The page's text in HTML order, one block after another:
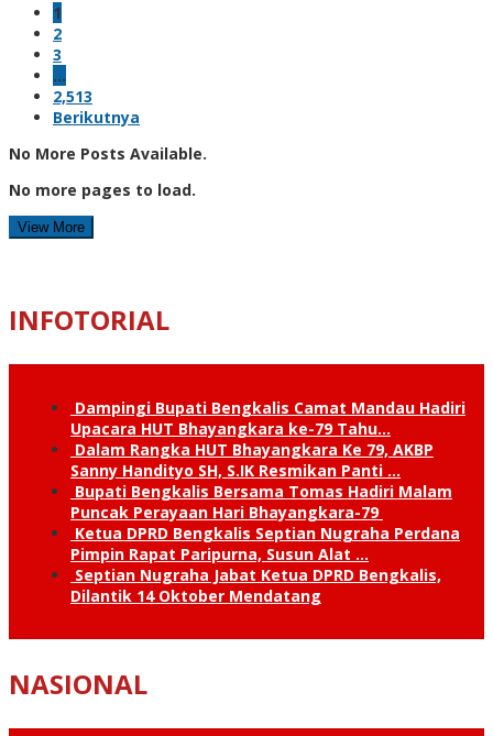
1
2
3
…
2,513
Berikutnya
No More Posts Available.
No more pages to load.
View More
INFOTORIAL
Dampingi Bupati Bengkalis Camat Mandau Hadiri
Upacara HUT Bhayangkara ke-79 Tahu…
Dalam Rangka HUT Bhayangkara Ke 79, AKBP
Sanny Handityo SH, S.IK Resmikan Panti …
Bupati Bengkalis Bersama Tomas Hadiri Malam
Puncak Perayaan Hari Bhayangkara-79
Ketua DPRD Bengkalis Septian Nugraha Perdana
Pimpin Rapat Paripurna, Susun Alat …
Septian Nugraha Jabat Ketua DPRD Bengkalis,
Dilantik 14 Oktober Mendatang
NASIONAL